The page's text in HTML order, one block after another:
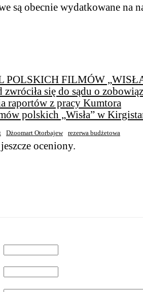
są obecnie wydatkowane na
POLSKICH FILMÓW
zwróciła się do sądu o
raportów z pracy Kumtora
polskich „Wisła” w
Dżoomart Otorbajew rezerwa budżetowa
oceniony.